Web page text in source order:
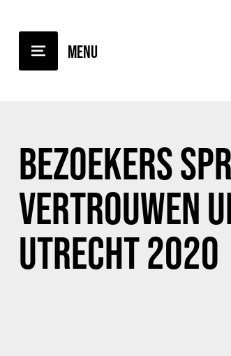
BEZOEKERS
VERTROUWEN
UTRECHT 2020